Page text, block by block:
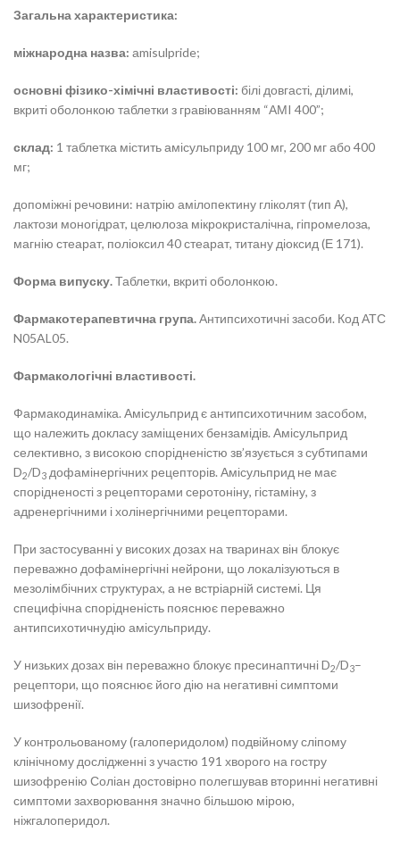
Загальна характеристика:
міжнародна назва: аmisulpride;
основні фізико-хімічні властивості: білі довгасті, ділимі,
вкриті оболонкою таблетки з гравіюванням “АМI 400”;
склад: 1 таблетка містить амісульприду 100 мг, 200 мг або 400
мг;
допоміжні речовини: натрію амілопектину гліколят (тип А),
лактози моногідрат, целюлоза мікрокристалічна, гіпромелоза,
магнію стеарат, поліоксил 40 стеарат, титану діоксид (Е 171).
Форма випуску.Таблетки, вкриті оболонкою.
Фармакотерапевтична група.Антипсихотичні засоби. Код АТС
N05AL05.
Фармакологічні властивості.
Фармакодинаміка. Амісульприд є антипсихотичним засобом,
що належить докласу заміщених бензамідів. Амісульприд
селективно, з високою спорідненістю зв’язується з субтипами
D2/D3 дофамінергічних рецепторів. Амісульприд не має
спорідненості з рецепторами серотоніну, гістаміну, з
адренергічними і холінергічними рецепторами.
При застосуванні у високих дозах на тваринах він блокує
переважно дофамінергічні нейрони, що локалізуються в
мезолімбічних структурах, а не встріарній системі. Ця
специфічна спорідненість пояснює переважно
антипсихотичнудію амісульприду.
У низьких дозах він переважно блокує пресинаптичні D2/D3–
рецептори, що пояснює його дію на негативні симптоми
шизофренії.
У контрольованому (галоперидолом) подвійному сліпому
клінічному дослідженні з участю 191 хворого на гостру
шизофренію Соліан достовірно полегшував вторинні негативні
симптоми захворювання значно більшою мірою,
ніжгалоперидол.